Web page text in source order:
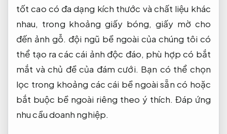
tốt cao có đa dạng kích thước và chất liệu khác
nhau, trong khoảng giấy bóng, giấy mờ cho
đến ảnh gỗ. đội ngũ bề ngoài của chúng tôi có
thể tạo ra các cái ảnh độc đáo, phù hợp có bắt
mắt và chủ đề của đám cưới. Bạn có thể chọn
lọc trong khoảng các cái bề ngoài sẵn có hoặc
bắt buộc bề ngoài riêng theo ý thích. Đáp ứng
nhu cầu doanh nghiệp.